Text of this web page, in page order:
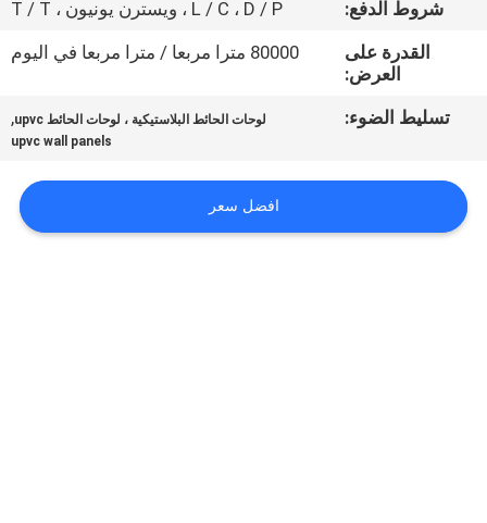
اقتباس
شروط الدفع:
L / C ، D / P ، ويسترن يونيون ، T / T
القدرة على
العرض:
80000 مترا مربعا / مترا مربعا في اليوم
تسليط الضوء: لوحات الحائط البلاستيكية ، لوحات الحائط upvc ,
upvc wall panels
افضل سعر